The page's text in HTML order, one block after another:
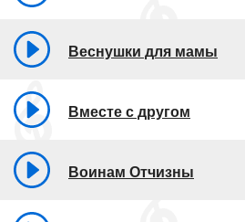
Веснушки для мамы
Вместе с другом
Воинам Отчизны